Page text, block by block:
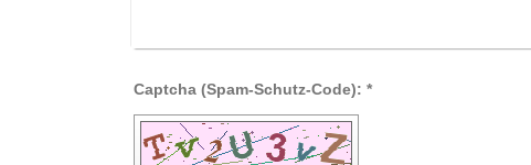
Captcha (Spam-Schutz-Code): *